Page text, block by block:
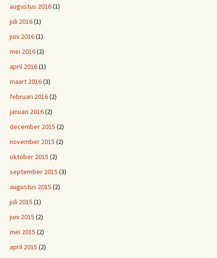
augustus 2016(1)
juli 2016(1)
juni 2016(1)
mei 2016(2)
april 2016(1)
maart 2016(3)
februari 2016(2)
januari 2016(2)
december 2015 (2)
november 2015 (2)
oktober 2015 (2)
september 2015 (3)
augustus 2015 (2)
juli 2015 (1)
juni 2015 (2)
mei 2015 (2)
april 2015 (2)